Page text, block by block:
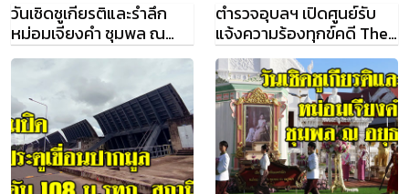
วันเชิดชูเกียรติและรำลึก
หม่อมเจียงคำ ชุมพล ณ
อยุธยา ปี 2567
ตำรวจอุบลฯ เปิดศูนย์รับ
แจ้งความร้องทุกข์คดี The
Icon Group